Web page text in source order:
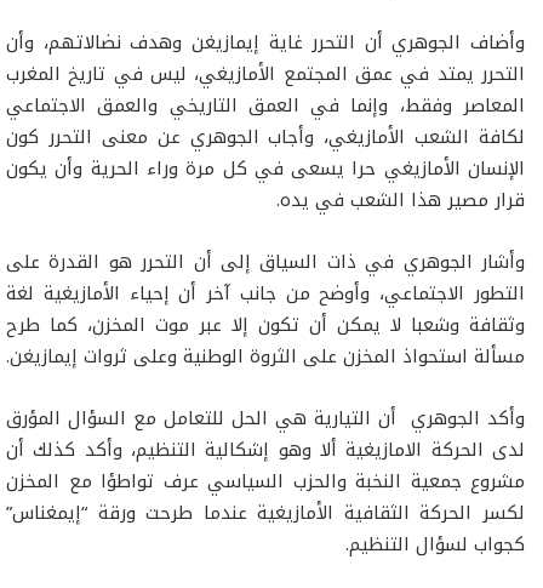
وأضاف الجوهري أن التحرر غاية إيمازيغن وهدف نضالاتهم، وأن
التحرر يمتد في عمق المجتمع الأمازيغي، ليس في تاريخ المغرب
المعاصر وفقط، وإنما في العمق التاريخي والعمق الاجتماعي
لكافة الشعب الأمازيغي، وأجاب الجوهري عن معنى التحرر كون
الإنسان الأمازيغي حرا يسعى في كل مرة وراء الحرية وأن يكون
قرار مصير هذا الشعب في يده.
وأشار الجوهري في ذات السياق إلى أن التحرر هو القدرة على
التطور الاجتماعي، وأوضح من جانب آخر أن إحياء الأمازيغية لغة
وثقافة وشعبا لا يمكن أن تكون إلا عبر موت المخزن، كما طرح
مسألة استحواذ المخزن على الثروة الوطنية وعلى ثروات إيمازيغن.
وأكد الجوهري أن التيارية هي الحل للتعامل مع السؤال المؤرق
لدى الحركة الامازيغية ألا وهو إشكالية التنظيم، وأكد كذلك أن
مشروع جمعية النخبة والحزب السياسي عرف تواطؤا مع المخزن
لكسر الحركة الثقافية الأمازيغية عندما طرحت ورقة “إيمغناس”
كجواب لسؤال التنظيم.